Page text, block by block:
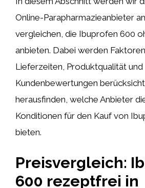
Online-Parapharmazieanbieter
vergleichen, die Ibuprofen 600
anbieten. Dabei werden
Lieferzeiten, Produktqualität und
Kundenbewertungen
herausfinden, welche Anbieter
Konditionen für den Kauf von
bieten.
Preisvergleich:
600 rezeptfrei in